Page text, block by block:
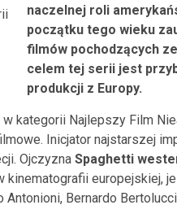
naczelnej roli
początku tego wieku
filmów pochodzących
celem tej serii jest
produkcji z Europy.
kategorii Najlepszy Film
Inicjator najstarszej
Ojczyzna Spaghetti
kinematografii europejskiej,
Bernardo